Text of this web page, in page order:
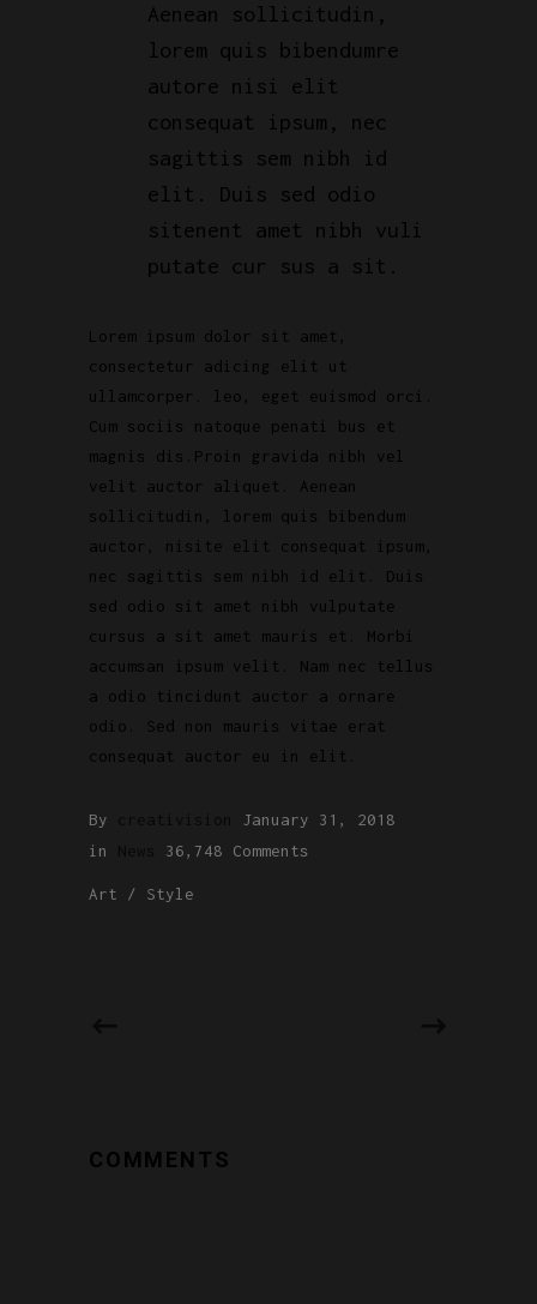
Aenean sollicitudin,
lorem quis bibendumre
autore nisi elit
consequat ipsum, nec
sagittis sem nibh id
elit. Duis sed odio
sitenent amet nibh vuli
putate cur sus a sit.
Lorem ipsum dolor sit amet,
consectetur adicing elit ut
ullamcorper. leo, eget euismod orci.
Cum sociis natoque penati bus et
magnis dis.Proin gravida nibh vel
velit auctor aliquet. Aenean
sollicitudin, lorem quis bibendum
auctor, nisite elit consequat ipsum,
nec sagittis sem nibh id elit. Duis
sed odio sit amet nibh vulputate
cursus a sit amet mauris et. Morbi
accumsan ipsum velit. Nam nec tellus
a odio tincidunt auctor a ornare
odio. Sed non mauris vitae erat
consequat auctor eu in elit.
By
January 31, 2018
in
36,748 Comments
Art / Style
COMMENTS